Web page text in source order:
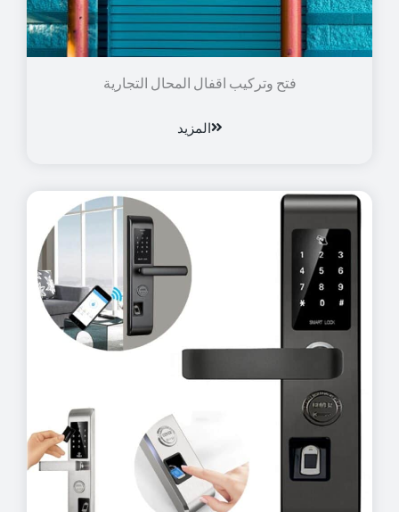
فتح وتركيب اقفال المحال التجارية
المزيد